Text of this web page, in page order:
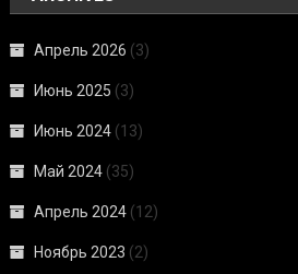
Апрель 2026 (3)
Июнь 2025 (3)
Июнь 2024 (13)
Май 2024 (35)
Апрель 2024 (12)
Ноябрь 2023 (2)